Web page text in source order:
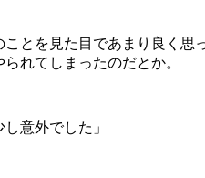
とを見た目であまり良く思
れてしまったのだとか。
意外でした」